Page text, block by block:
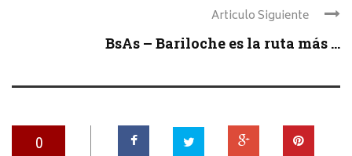
Articulo Siguiente
BsAs – Bariloche es la ruta más ...
0